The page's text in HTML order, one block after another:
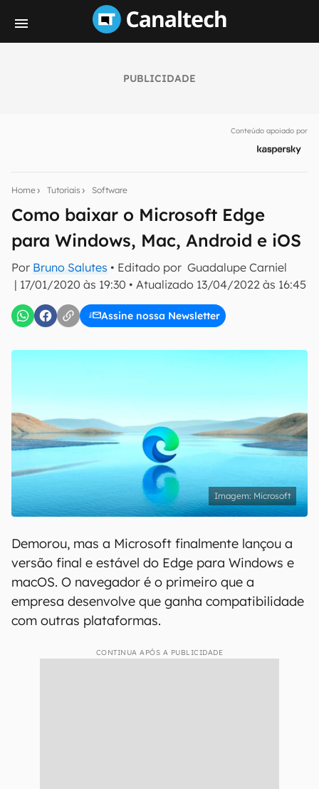
PUBLICIDADE
Conteúdo apoiado por
Home Tutoriais Software
Como baixar o Microsoft Edge
para Windows, Mac, Android e iOS
Por Bruno Salutes • Editado por Guadalupe Carniel
| 17/01/2020 às 19:30 • Atualizado 13/04/2022 às 16:45
Assine nossa Newsletter
notícias e reviews sobre tecnologia em primeira
inscreva-se
Confirmo que li, aceito e concordo com os Termos de
Microsoft
Demorou, mas a Microsoft finalmente lançou a
versão final e estável do Edge para Windows e
macOS. O navegador é o primeiro que a
empresa desenvolve que ganha compatibilidade
com outras plataformas.
CONTINUA APÓS A PUBLICIDADE